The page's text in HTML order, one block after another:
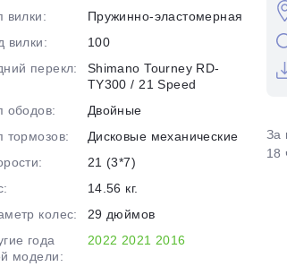
вилки:
Пружинно-эластомерная
вилки:
100
перекл:
Shimano Tourney RD-
TY300 / 21 Speed
ободов:
Двойные
тормозов:
Дисковые механические
21 (3*7)
14.56 кг.
колес:
29 дюймов
года
модели:
2022 2021 2016
За
18